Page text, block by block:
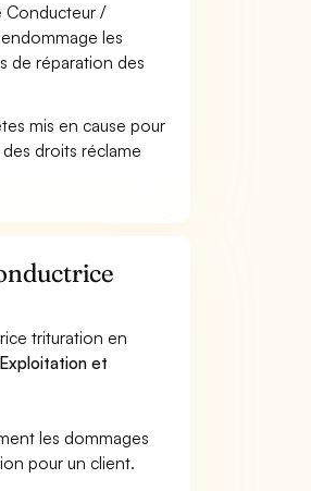
Conducteur /
les
de réparation des
mis en cause pour
des droits réclame
trituration en
et
les dommages
pour un client.